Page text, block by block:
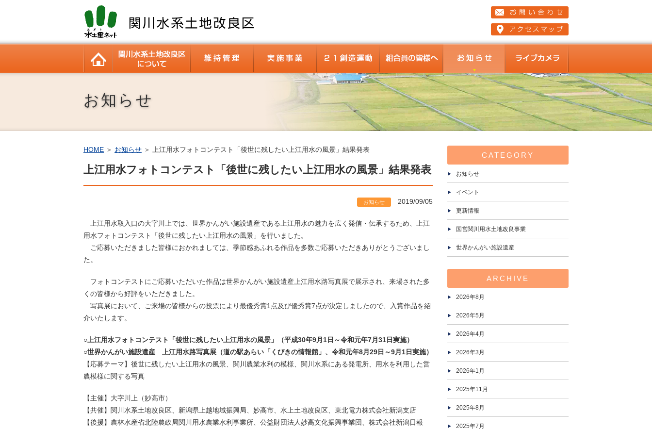
国営関川用水地区土地改良事業
経営体育成基盤整備事業
過去に実施した事業
発電事業（笹ヶ峰発電所）世界かんがい施設遺産
ジオラマ
農業用水の歴史
小学校児童向けサイト 賦課金
決済金
手数料
申請書ダウンロード
お知らせ
HOME ＞ お知らせ ＞ 上江用水フォトコンテスト「後世に残したい上江用水の風景」結果発表
上江用水フォトコンテスト「後世に残したい上江用水の風景」結果発表
お知らせ 2019/09/05
上江用水取入口の大字川上では、世界かんがい施設遺産である上江用水の魅力を広く発信・伝承するため、上江
用水フォトコンテスト「後世に残したい上江用水の風景」を行いました。
ご応募いただきました皆様におかれましては、季節感あふれる作品を多数ご応募いただきありがとうございまし
た。
フォトコンテストにご応募いただいた作品は世界かんがい施設遺産上江用水路写真展で展示され、来場された多
くの皆様から好評をいただきました。
写真展において、ご来場の皆様からの投票により最優秀賞1点及び優秀賞7点が決定しましたので、入賞作品を紹
介いたします。
○上江用水フォトコンテスト「後世に残したい上江用水の風景」（平成30年9月1日～令和元年7月31日実施）
○世界かんがい施設遺産 上江用水路写真展（道の駅あらい「くびきの情報館」、令和元年8月29日～9月1日実施）
【応募テーマ】後世に残したい上江用水の風景、関川農業水利の模様、関川水系にある発電所、用水を利用した営
農模様に関する写真
【主催】大字川上（妙高市）
【共催】関川水系土地改良区、新潟県上越地域振興局、妙高市、水上土地改良区、東北電力株式会社新潟支店
【後援】農林水産省北陸農政局関川用水農業水利事業所、公益財団法人妙高文化振興事業団、株式会社新潟日報
CATEGORY
お知らせ
イベント
更新情報
国営関川用水土地改良事業
世界かんがい施設遺産
ARCHIVE
2026年8月
2026年5月
2026年4月
2026年3月
2026年1月
2025年11月
2025年8月
2025年7月